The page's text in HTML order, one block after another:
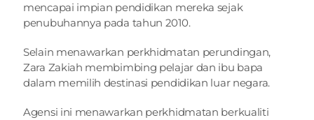
mencapai impian pendidikan mereka sejak
penubuhannya pada tahun 2010.
Selain menawarkan perkhidmatan perundingan,
Zara Zakiah membimbing pelajar dan ibu bapa
dalam memilih destinasi pendidikan luar negara.
Agensi ini menawarkan perkhidmatan berkualiti